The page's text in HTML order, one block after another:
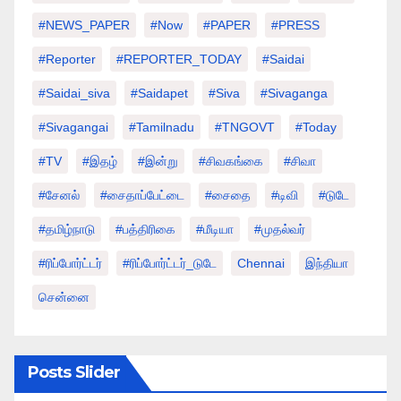
#NEWS_PAPER #Now #PAPER #PRESS
#Reporter #REPORTER_TODAY #saidai
#saidai_siva #saidapet #Siva #Sivaganga
#sivagangai #tamilnadu #TNGOVT #today
#TV #இதழ் #இன்று #சிவகங்கை #சிவா
#சேனல் #சைதாப்பேட்டை #சைதை #டிவி #டுடே
#தமிழ்நாடு #பத்திரிகை #மீடியா #முதல்வர்
#ரிப்போர்ட்டர் #ரிப்போர்ட்டர்_டுடே Chennai இந்தியா
சென்னை
Posts Slider